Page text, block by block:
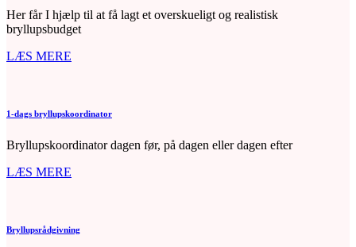
Font Family
Defaults
Her får I hjælp til at få lagt et overskueligt og realistisk
bryllupsbudget
LÆS MERE
1-dags bryllupskoordinator
Bryllupskoordinator dagen før, på dagen eller dagen efter
LÆS MERE
Bryllupsrådgivning